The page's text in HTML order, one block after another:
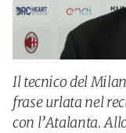
Il tecnico del
frase urlata nel
con l’Atalanta.